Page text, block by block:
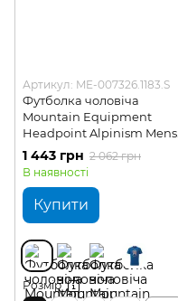
Артикул: ME-007326.1183.S
Футболка чоловіча
Mountain Equipment
Headpoint Alpinism Mens
Tee
1 443 грн 2 062 грн
В наявності
Купити
Розмір